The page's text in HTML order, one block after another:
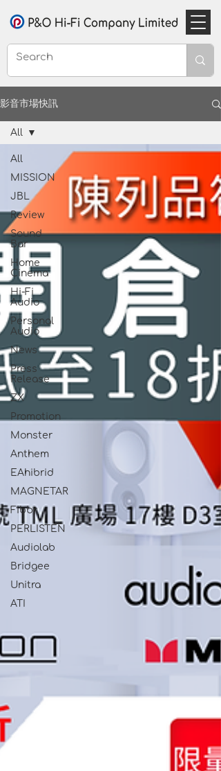
影音市場快訊
All
MISSION
JBL
Review
Sound
Bar
Home
Cinema
Hi-Fi
Audio
Personal
Audio
News
Press
Release
ZX
Promotion
Monster
Anthem
EAhibrid
MAGNETAR
Fibbr
PERLISTEN
Audiolab
Bridgee
Unitra
ATI
All